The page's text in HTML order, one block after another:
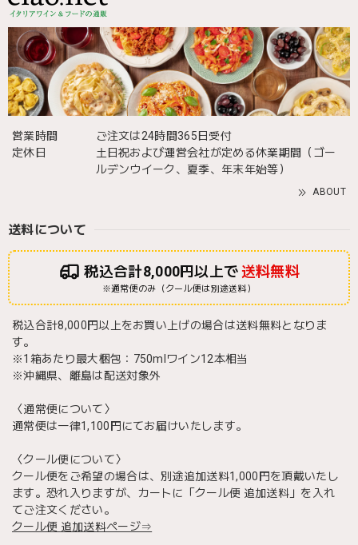
営業時間
ご注文は24時間365日受付
定休日
土日祝および運営会社が定める休業期間（ゴー
ルデンウイーク、夏季、年末年始等）
ABOUT
送料について
税込合計8,000円以上で送料無料
※通常便のみ（クール便は別途送料）
税込合計8,000円以上をお買い上げの場合は送料無料となりま
す。
※1箱あたり最大梱包：750mlワイン12本相当
※沖縄県、離島は配送対象外
〈通常便について〉
通常便は一律1,100円にてお届けいたします。
〈クール便について〉
クール便をご希望の場合は、別途追加送料1,000円を頂戴いたし
ます。恐れ入りますが、カートに「クール便 追加送料」を入れ
てご注文ください。
クール便 追加送料ページ⇒